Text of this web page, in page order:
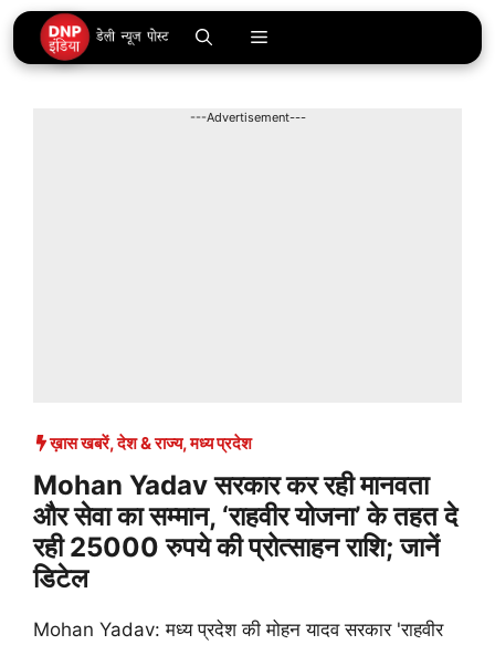
Skip
to
content
Menu
---Advertisement---
ख़ास खबरें,देश & राज्य,मध्य प्रदेश
Mohan Yadav सरकार कर रही मानवता
और सेवा का सम्मान, ‘राहवीर योजना’ के तहत दे
रही 25000 रुपये की प्रोत्साहन राशि; जानें
डिटेल
Mohan Yadav: मध्य प्रदेश की मोहन यादव सरकार 'राहवीर